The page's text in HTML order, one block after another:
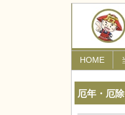
厄年・厄
HOME